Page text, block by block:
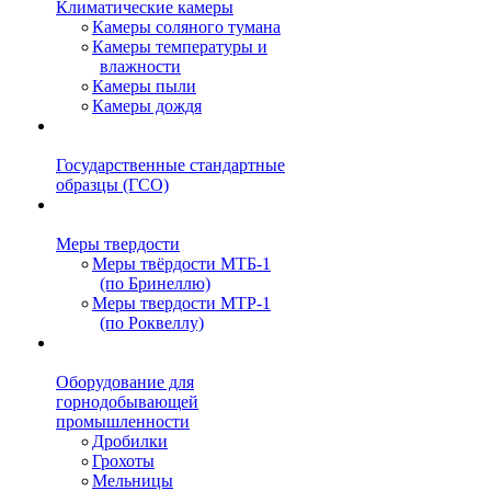
Климатические камеры
Камеры соляного тумана
Камеры температуры и
влажности
Камеры пыли
Камеры дождя
Государственные стандартные
образцы (ГСО)
Меры твердости
Меры твёрдости МТБ-1
(по Бринеллю)
Меры твердости МТР-1
(по Роквеллу)
Оборудование для
горнодобывающей
промышленности
Дробилки
Грохоты
Мельницы